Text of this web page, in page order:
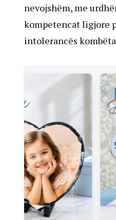
nevojshëm, me
kompetencat ligjore
intolerancës